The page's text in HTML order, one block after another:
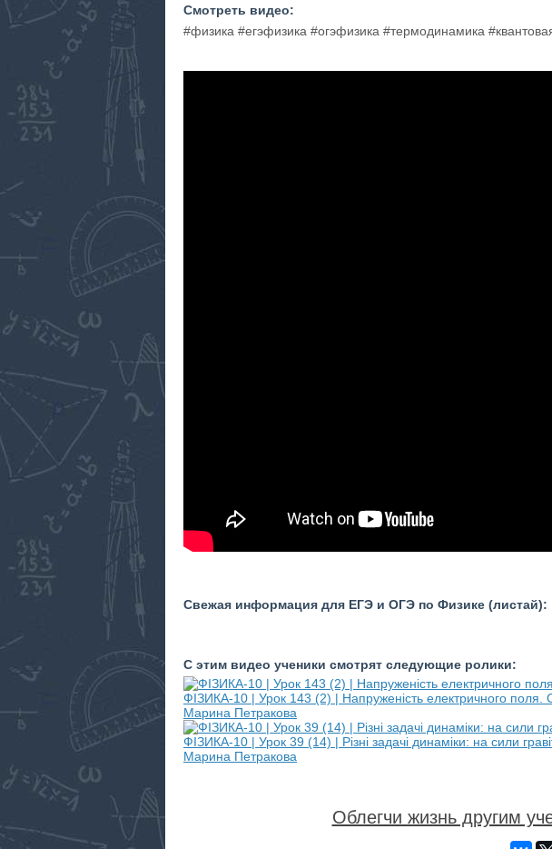
Смотреть видео:
#физика #егэфизика #огэфизика #термодинамика
Свежая информация для ЕГЭ и ОГЭ по Физике (листай):
С этим видео ученики смотрят следующие ролики:
ФІЗИКА-10 | Урок 143 (2) | Напруженість електричного поля.
Марина Петракова
ФІЗИКА-10 | Урок 39 (14) | Різні задачі динаміки: на сили
Марина Петракова
Облегчи жизнь другим